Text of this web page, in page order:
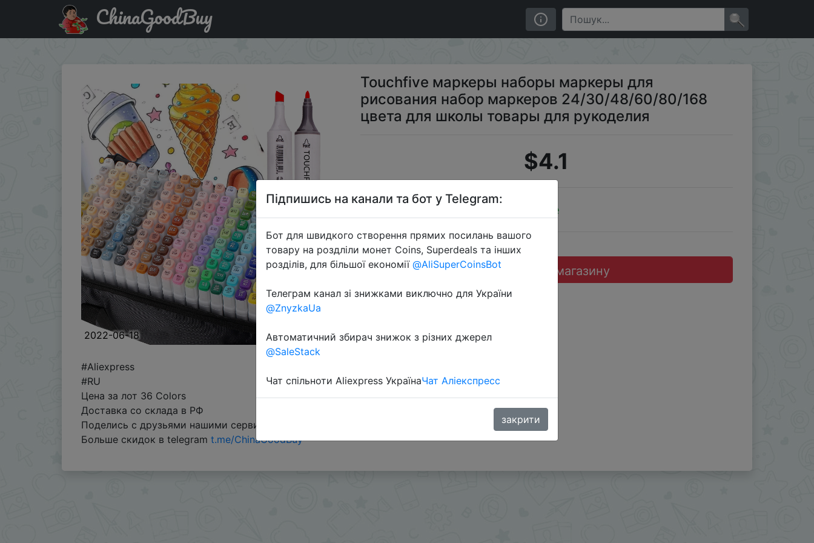
Придбати по акціи Touchfive маркеры наборы маркеры для рисования набор маркеров 24/30/48/60/80/168 цвета для школы товары для рукоделия
ChinaGoodBuy
2022-06-18
Touchfive маркеры наборы маркеры для
рисования набор маркеров 24/30/48/60/80/168
цвета для школы товары для рукоделия
$4.1
Sale
Перейти до магазину
#Aliexpress
#RU
Цена за лот 36 Colors
Доставка со склада в РФ
Поделись с друзьями нашими сервисами - @SKIDKOVOZ
Больше скидок в telegram t.me/ChinaGoodBuy
Підпишись на канали та бот у Telegram:
Бот для швидкого створення прямих посилань вашого
товару на роздліли монет Coins, Superdeals та інших
розділів, для більшої економії @AliSuperCoinsBot
Телеграм канал зі знижками виключно для України
@ZnyzkaUa
Автоматичний збирач знижок з різних джерел
@SaleStack
Чат спільноти Aliexpress УкраїнаЧат Аліекспресс
закрити